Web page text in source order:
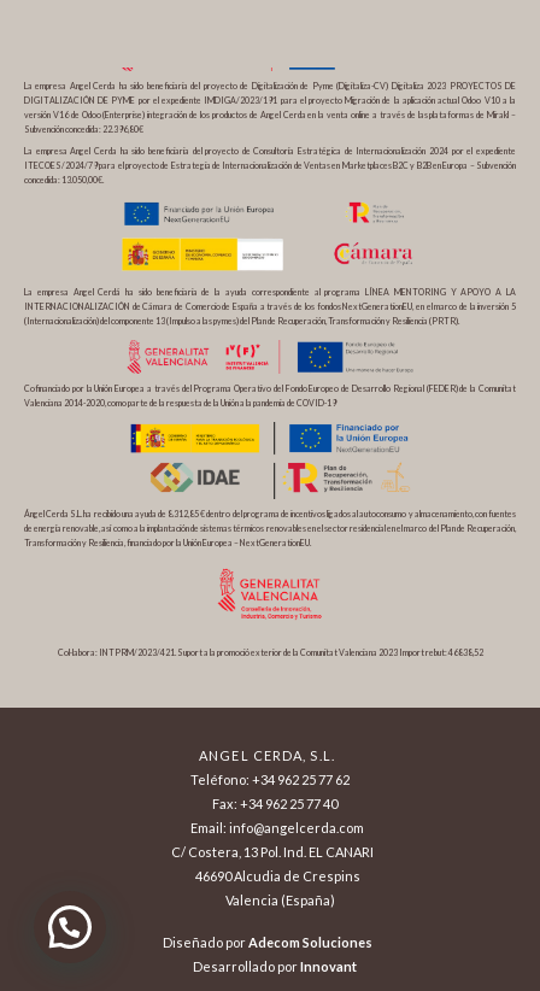
La empresa Angel Cerda ha sido beneficiaria del proyecto de Digitalización de Pyme (Digitaliza-CV) Digitaliza 2023 PROYECTOS DE
DIGITALIZACIÓN DE PYME por el expediente IMDIGA/2023/191 para el proyecto Migración de la aplicación actual Odoo V10 a la
versión V16 de Odoo (Enterprise) integración de los productos de Angel Cerda en la venta online a través de las plataformas de Mirakl –
Subvención concedida: 22.396,80€
La empresa Angel Cerda ha sido beneficiaria del proyecto de Consultoría Estratégica de Internacionalización 2024 por el expediente
ITECOES/2024/79 para el proyecto de Estrategia de Internacionalización de Ventas en Marketplaces B2C y B2B en Europa – Subvención
concedida: 13.050,00€.
La empresa Angel Cerdá ha sido beneficiaria de la ayuda correspondiente al programa LÍNEA MENTORING Y APOYO A LA
INTERNACIONALIZACIÓN de Cámara de Comercio de España a través de los fondos NextGenerationEU, en el marco de la inversión 5
(Internacionalización) del componente 13 (Impulso a las pymes) del Plan de Recuperación, Transformación y Resiliencia (PRTR).
Cofinanciado por la Unión Europea a través del Programa Operativo del Fondo Europeo de Desarrollo Regional (FEDER) de la Comunitat
Valenciana 2014-2020, como parte de la respuesta de la Unión a la pandemia de COVID-19
Ángel Cerda S.L. ha recibido una ayuda de 8.312,85 € dentro del programa de incentivos ligados al autoconsumo y almacenamiento, con fuentes
de energía renovable, así como a la implantación de sistemas térmicos renovables en el sector residencial en el marco del Plan de Recuperación,
Transformación y Resiliencia, financiado por la Unión Europea – NextGenerationEU.
Col·labora: INTPRM/2023/421. Suport a la promoció exterior de la Comunitat Valenciana 2023 Import rebut: 46838,52
ANGEL CERDA, S.L.
Teléfono: +34 962 25 77 62
Fax: +34 962 25 77 40
Email: info@angelcerda.com
C/ Costera, 13 Pol. Ind. EL CANARI
46690 Alcudia de Crespins
Valencia (España)
Diseñado por Adecom Soluciones
Desarrollado porInnovant